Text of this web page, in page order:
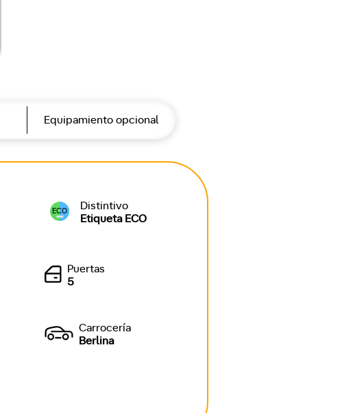
Equipamiento opcional
ECO
Distintivo
Etiqueta ECO
Puertas
5
Carrocería
Berlina